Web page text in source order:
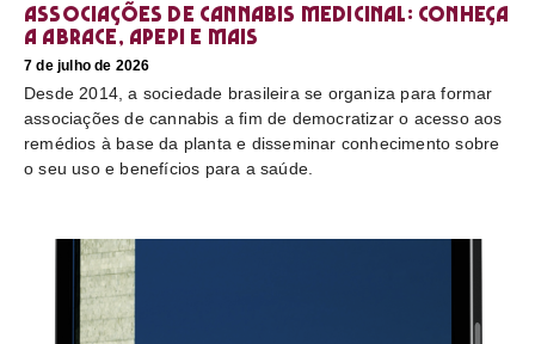
Associações de cannabis medicinal: conheça
a Abrace, Apepi e mais
7 de julho de 2026
Desde 2014, a sociedade brasileira se organiza para formar
associações de cannabis a fim de democratizar o acesso aos
remédios à base da planta e disseminar conhecimento sobre
o seu uso e benefícios para a saúde.